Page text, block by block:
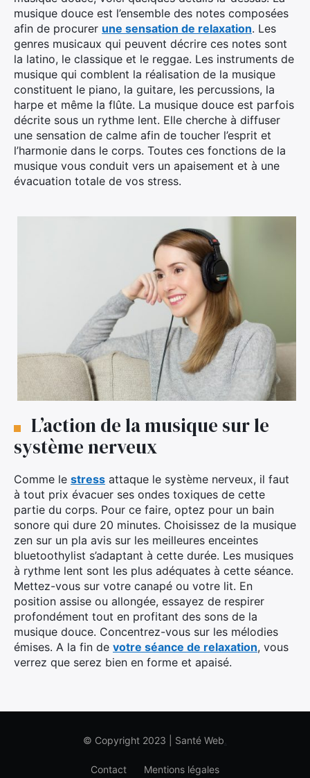
musique douce est l’ensemble des notes composées
afin de procurer une sensation de relaxation. Les
genres musicaux qui peuvent décrire ces notes sont
la latino, le classique et le reggae. Les instruments de
musique qui comblent la réalisation de la musique
constituent le piano, la guitare, les percussions, la
harpe et même la flûte. La musique douce est parfois
décrite sous un rythme lent. Elle cherche à diffuser
une sensation de calme afin de toucher l’esprit et
l’harmonie dans le corps. Toutes ces fonctions de la
musique vous conduit vers un apaisement et à une
évacuation totale de vos stress.
L’action de la musique sur le
système nerveux
Comme le stress attaque le système nerveux, il faut
à tout prix évacuer ses ondes toxiques de cette
partie du corps. Pour ce faire, optez pour un bain
sonore qui dure 20 minutes. Choisissez de la musique
zen sur un pla avis sur les meilleures enceintes
bluetoothylist s’adaptant à cette durée. Les musiques
à rythme lent sont les plus adéquates à cette séance.
Mettez-vous sur votre canapé ou votre lit. En
position assise ou allongée, essayez de respirer
profondément tout en profitant des sons de la
musique douce. Concentrez-vous sur les mélodies
émises. A la fin de votre séance de relaxation, vous
verrez que serez bien en forme et apaisé.
© Copyright 2023 | Santé Web
Contact Mentions légales